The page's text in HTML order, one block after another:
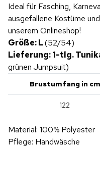
Ideal für Fasching,
ausgefallene Kostüme
unserem Onlineshop!
Größe: L(52/54)
Lieferung: 1-tlg.
grünen Jumpsuit)
Brustumfang in cm
122
Material: 100% Polyester
Pflege: Handwäsche